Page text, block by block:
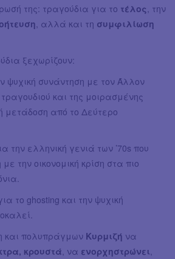
της: τραγούδια για το τέλος , την
, αλλά και τη συμφιλίωση
ξεχωρίζουν:
ψυχική συνάντηση με τον Άλλον
και της μοιρασμένης
μετάδοση από το Δεύτερο
την ελληνική γενιά των ’70s που
την οικονομική κρίση στα πιο
για το ghosting και την ψυχική
και πολυπράγμων Κυρμιζή να
κρουστά , να ενορχηστρώνει